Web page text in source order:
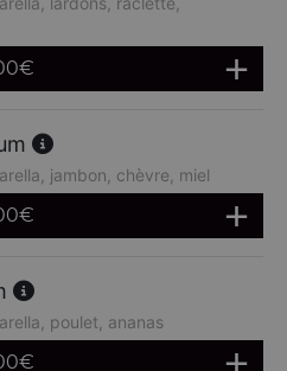
€
jambon, chèvre, miel
€
poulet, ananas
€